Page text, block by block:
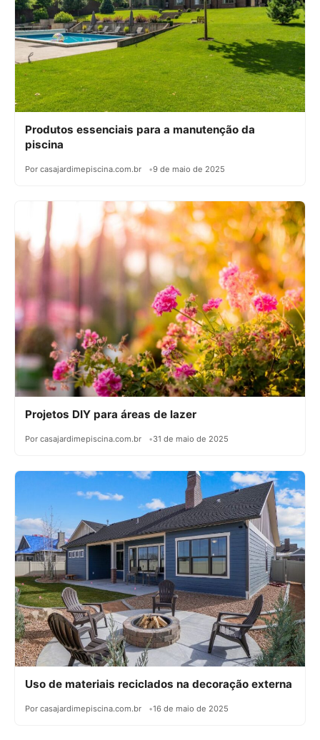
Produtos essenciais para a manutenção da
piscina
Por casajardimepiscina.com.br 9 de maio de 2025
Projetos DIY para áreas de lazer
Por casajardimepiscina.com.br 31 de maio de 2025
Uso de materiais reciclados na decoração externa
Por casajardimepiscina.com.br 16 de maio de 2025